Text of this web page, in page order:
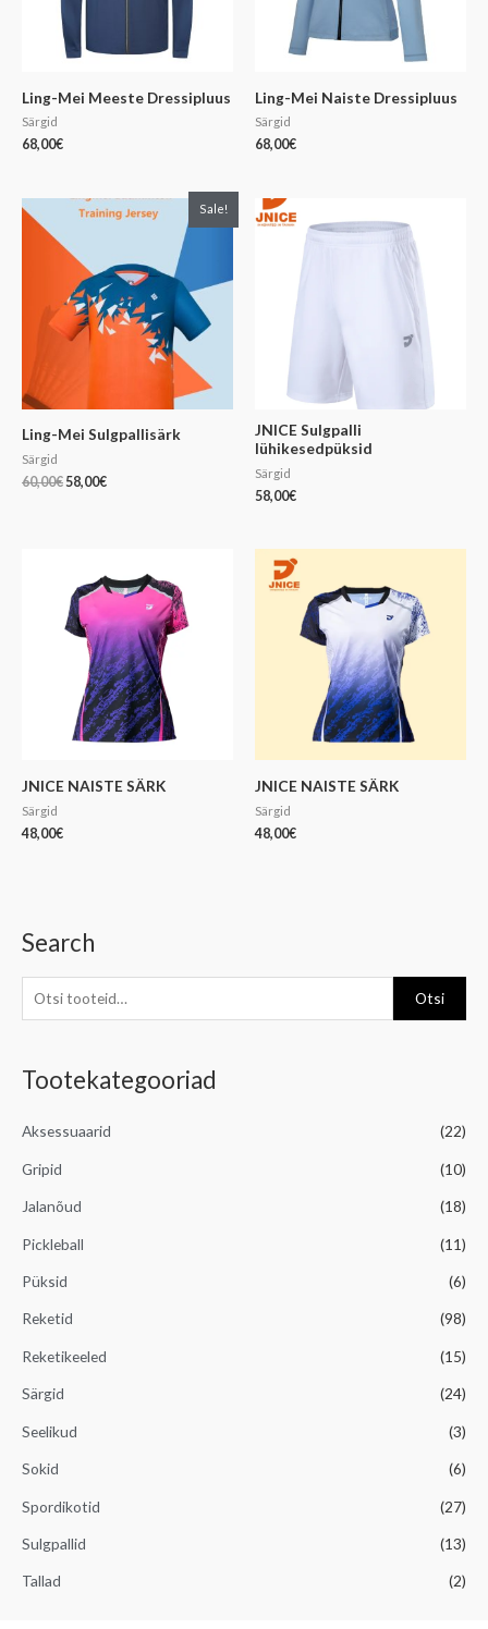
Search
O
i
Otsi
Tootekategooriad
Aksessuaarid (22)
Gripid (10)
Jalanõud (18)
Pickleball (11)
Püksid (6)
Reketid (98)
Reketikeeled (15)
Särgid (24)
Seelikud (3)
Sokid (6)
Spordikotid (27)
Sulgpallid (13)
Tallad (2)
Ling-Mei Meeste Dressipluus
Särgid
68,00€
Ling-Mei Naiste Dressipluus
Särgid
68,00€
Sale!
Ling-Mei Sulgpallisärk
Särgid
60,00€
Algne
hind
60,00€.
58,00€
Praegune
hind
JNICE Sulgpalli
lühikesedpüksid
Särgid
58,00€
JNICE NAISTE SÄRK
Särgid
48,00€
JNICE NAISTE SÄRK
Särgid
48,00€